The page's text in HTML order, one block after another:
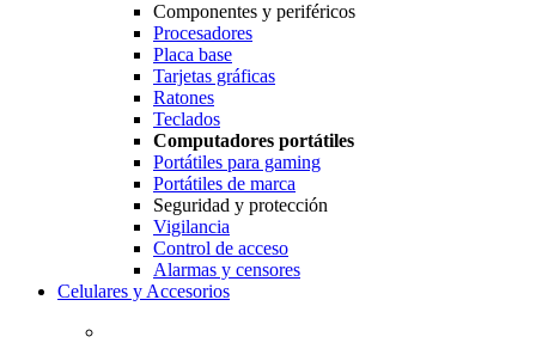
Componentes y periféricos
Procesadores
Placa base
Tarjetas gráficas
Ratones
Teclados
Computadores portátiles
Portátiles para gaming
Portátiles de marca
Seguridad y protección
Vigilancia
Control de acceso
Alarmas y censores
Celulares y Accesorios